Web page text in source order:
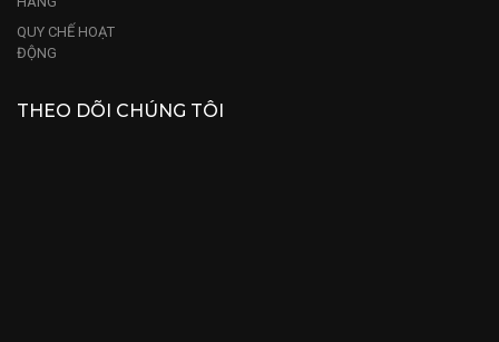
QUY CHẾ HOẠT
ĐỘNG
THEO DÕI CHÚNG TÔI